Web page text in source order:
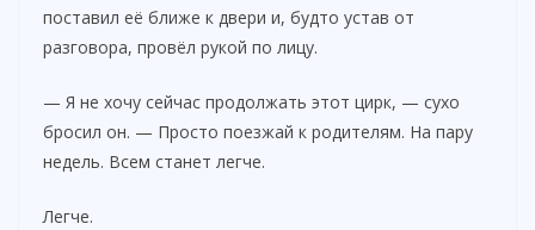
поставил её ближе к двери и, будто устав от
разговора, провёл рукой по лицу.
— Я не хочу сейчас продолжать этот цирк, — сухо
бросил он. — Просто поезжай к родителям. На пару
недель. Всем станет легче.
Легче.